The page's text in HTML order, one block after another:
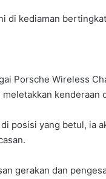
di kediaman
Porsche Wireless
kenderaan
posisi yang betul, ia
gerakan dan